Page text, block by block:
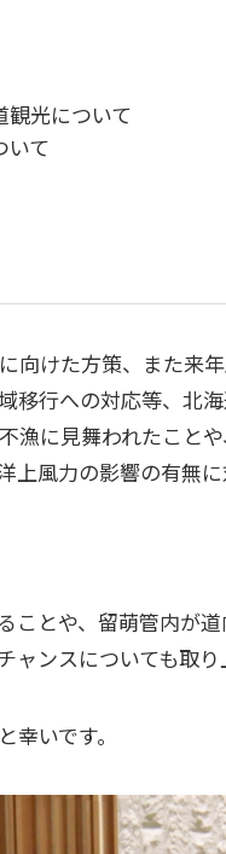
観光について
いて
向けた方策、また来
移行への対応等、北
漁に見舞われたこと
上風力の影響の有無
とや、留萌管内が
ンスについても取り
いです。